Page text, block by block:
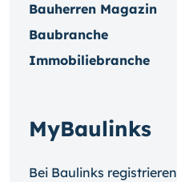
Bauherren Magazin
Baubranche
Immobiliebranche
MyBaulinks
Bei Baulinks registrieren